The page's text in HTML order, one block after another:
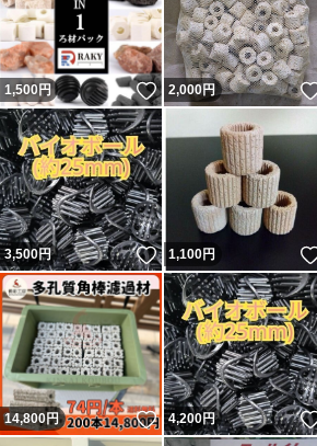
1,500円 いいね！
2,000円
3,500円 いいね！
1,100円
14,800円 いいね！
4,200円